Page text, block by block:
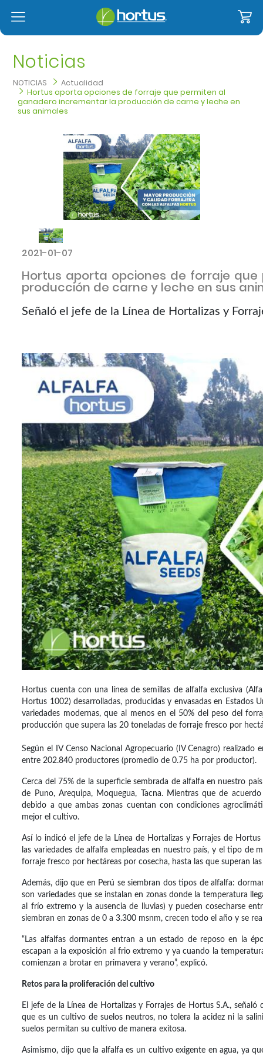
Noticias
NOTICIAS
Actualidad
Hortus aporta opciones de forraje que permiten al
ganadero incrementar la producción de carne y leche en
sus animales
2021-01-07
Hortus aporta opciones de forraje
producción de carne y leche en sus
Señaló el jefe de la Línea de Hortalizas y
Hortus cuenta con una línea de semillas de alfalfa exclusiva
Hortus 1002) desarrolladas, producidas y envasadas en
variedades modernas, que al menos en el 50% del peso del
producción que supera las 20 toneladas de forraje fresco por
Según el IV Censo Nacional Agropecuario (IV Cenagro)
entre 202.840 productores (promedio de 0.75 ha por productor).
Cerca del 75% de la superficie sembrada de alfalfa en nuestro
de Puno, Arequipa, Moquegua, Tacna. Mientras que de
debido a que ambas zonas cuentan con condiciones
mejor el cultivo.
Así lo indicó el jefe de la Línea de Hortalizas y Forrajes de
las variedades de alfalfa empleadas en nuestro país, y el tipo de
forraje fresco por hectáreas por cosecha, hasta las que superan
Además, dijo que en Perú se siembran dos tipos de alfalfa:
son variedades que se instalan en zonas donde la temperatura
al frío extremo y la ausencia de lluvias) y pueden cosecharse
siembran en zonas de 0 a 3.300 msnm, crecen todo el año y se
“Las alfalfas dormantes entran a un estado de reposo en la
escapan a la exposición al frio extremo y ya cuando la
comienzan a brotar en primavera y verano”, explicó.
Retos para la proliferación del cultivo
El jefe de la Línea de Hortalizas y Forrajes de Hortus S.A.,
que es un cultivo de suelos neutros, no tolera la acidez ni la
suelos permitan su cultivo de manera exitosa.
Asimismo, dijo que la alfalfa es un cultivo exigente en agua, ya